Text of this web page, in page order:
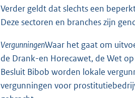
Verder geldt dat slechts een
Deze sectoren en branches zijn
VergunningenWaar het gaat om
de Drank-en Horecawet, de Wet
Besluit Bibob worden lokale
vergunningen voor